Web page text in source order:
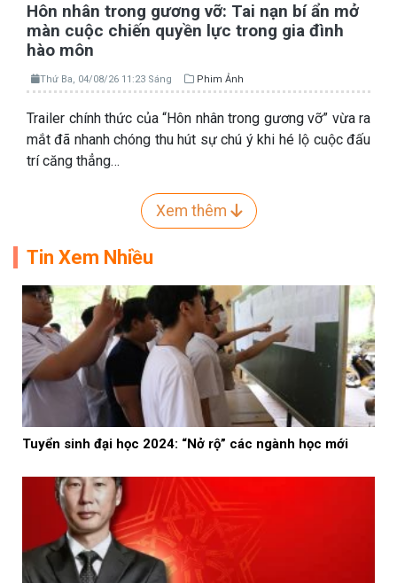
Hôn nhân trong gương vỡ: Tai nạn bí ẩn mở
màn cuộc chiến quyền lực trong gia đình
hào môn
Thứ Ba, 04/08/26 11:23 Sáng Phim Ảnh
Trailer chính thức của “Hôn nhân trong gương vỡ” vừa ra
mắt đã nhanh chóng thu hút sự chú ý khi hé lộ cuộc đấu
trí căng thẳng…
Xem thêm
Tin Xem Nhiều
Tuyển sinh đại học 2024: “Nở rộ” các ngành học mới